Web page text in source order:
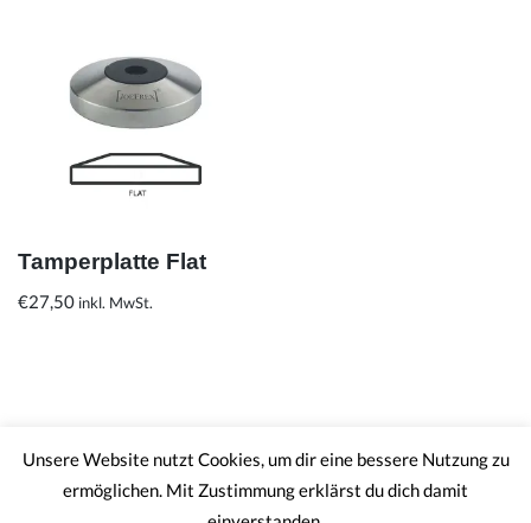
Tamperplatte Flat
€27,50 inkl. MwSt.
Impressum AGB
Datenschutzerklärung
Unsere Website nutzt Cookies, um dir eine bessere Nutzung zu
ermöglichen. Mit Zustimmung erklärst du dich damit